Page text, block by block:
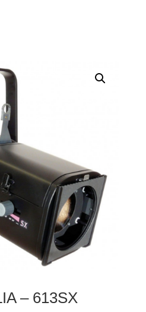
– 613SX